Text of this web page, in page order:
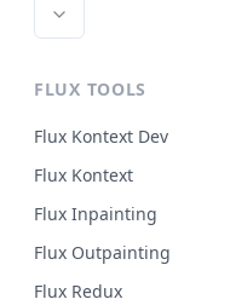
FLUX TOOLS
Flux Kontext Dev
Flux Kontext
Flux Inpainting
Flux Outpainting
Flux Redux